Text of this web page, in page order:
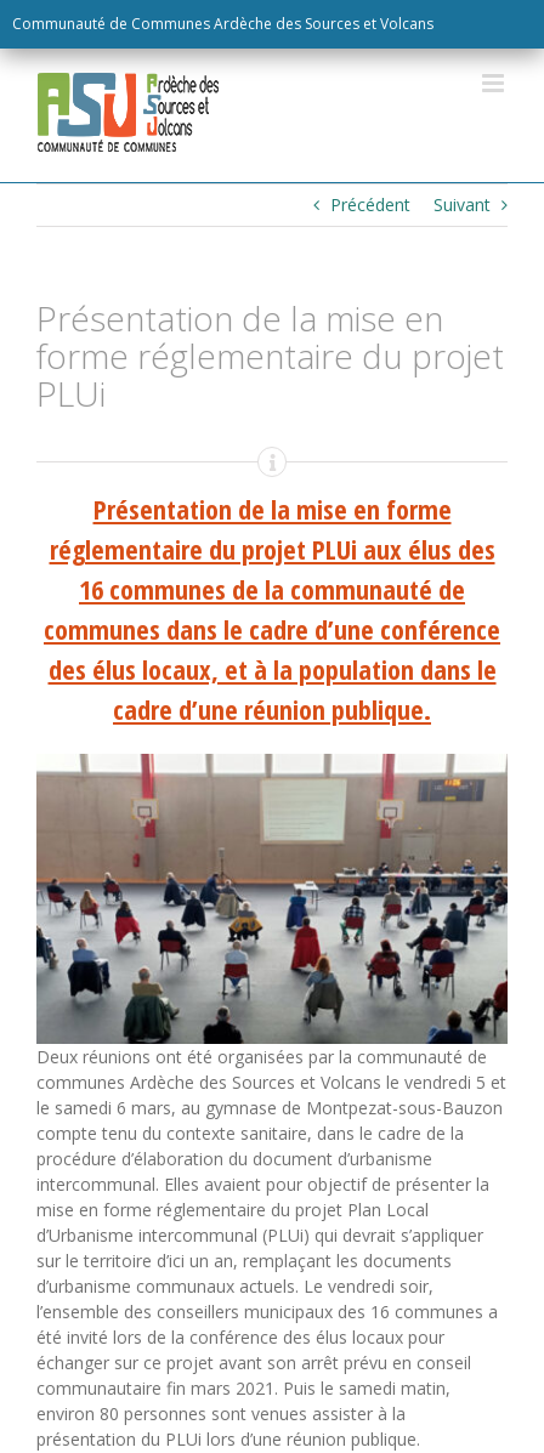
Communauté de Communes Ardèche des Sources et Volcans
to
content
Précédent Suivant
Présentation de la mise en
forme réglementaire du projet
PLUi
Présentation de la mise en forme
réglementaire du projet PLUi aux élus des
16 communes de la communauté de
communes dans le cadre d’une conférence
des élus locaux, et à la population dans le
cadre d’une réunion publique.
Deux réunions ont été organisées par la communauté de
communes Ardèche des Sources et Volcans le vendredi 5 et
le samedi 6 mars, au gymnase de Montpezat-sous-Bauzon
compte tenu du contexte sanitaire, dans le cadre de la
procédure d’élaboration du document d’urbanisme
intercommunal. Elles avaient pour objectif de présenter la
mise en forme réglementaire du projet Plan Local
d’Urbanisme intercommunal (PLUi) qui devrait s’appliquer
sur le territoire d’ici un an, remplaçant les documents
d’urbanisme communaux actuels. Le vendredi soir,
l’ensemble des conseillers municipaux des 16 communes a
été invité lors de la conférence des élus locaux pour
échanger sur ce projet avant son arrêt prévu en conseil
communautaire fin mars 2021. Puis le samedi matin,
environ 80 personnes sont venues assister à la
présentation du PLUi lors d’une réunion publique.